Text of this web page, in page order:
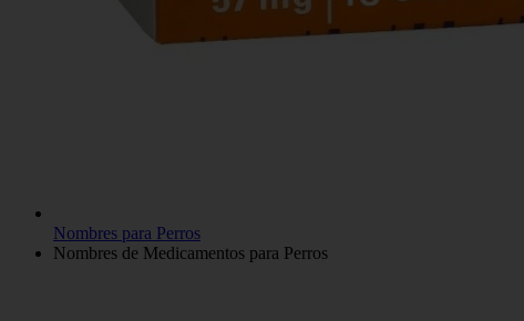
Nombres para Perros
Nombres de Medicamentos para Perros